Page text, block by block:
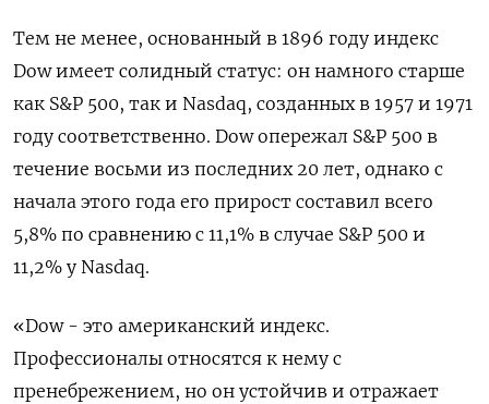
Тем не менее, основанный в 1896 году индекс
Dow имеет солидный статус: он намного старше
как S&P 500, так и Nasdaq, созданных в 1957 и 1971
году соответственно. Dow опережал S&P 500 в
течение восьми из последних 20 лет, однако с
начала этого года его прирост составил всего
5,8% по сравнению с 11,1% в случае S&P 500 и
11,2% у Nasdaq.
«Dow - это американский индекс.
Профессионалы относятся к нему с
пренебрежением, но он устойчив и отражает